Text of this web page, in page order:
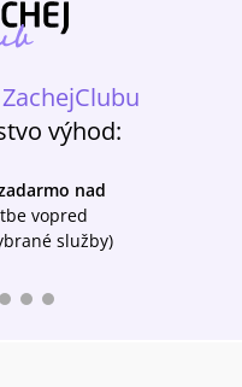
ZachejClubu
výhod:
nad
vopred
služby)